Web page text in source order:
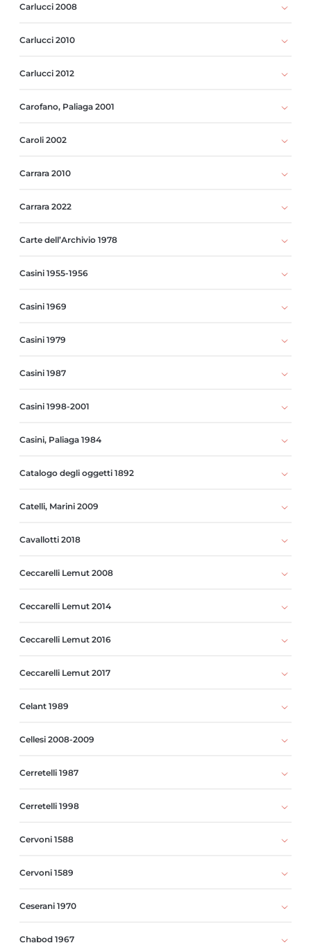
Carlucci 2008
Carlucci 2010
Carlucci 2012
Carofano, Paliaga 2001
Caroli 2002
Carrara 2010
Carrara 2022
Carte dell’Archivio 1978
Casini 1955-1956
Casini 1969
Casini 1979
Casini 1987
Casini 1998-2001
Casini, Paliaga 1984
Catalogo degli oggetti 1892
Catelli, Marini 2009
Cavallotti 2018
Ceccarelli Lemut 2008
Ceccarelli Lemut 2014
Ceccarelli Lemut 2016
Ceccarelli Lemut 2017
Celant 1989
Cellesi 2008-2009
Cerretelli 1987
Cerretelli 1998
Cervoni 1588
Cervoni 1589
Ceserani 1970
Chabod 1967